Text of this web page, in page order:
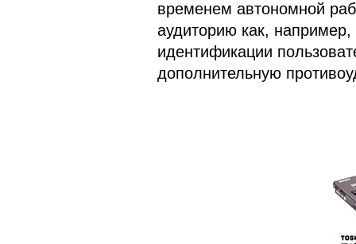
временем автономной
аудиторию как,
идентификации
дополнительную